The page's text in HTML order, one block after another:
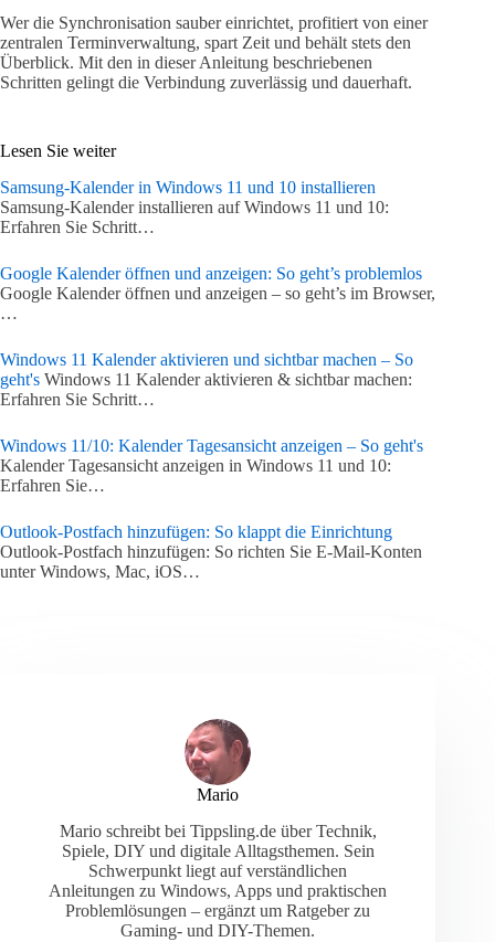
Wer die Synchronisation sauber einrichtet, profitiert von einer
zentralen Terminverwaltung, spart Zeit und behält stets den
Überblick. Mit den in dieser Anleitung beschriebenen
Schritten gelingt die Verbindung zuverlässig und dauerhaft.
Lesen Sie weiter
Samsung-Kalender in Windows 11 und 10 installieren
Samsung-Kalender installieren auf Windows 11 und 10:
Erfahren Sie Schritt…
Google Kalender öffnen und anzeigen: So geht’s problemlos
Google Kalender öffnen und anzeigen – so geht’s im Browser,
…
Windows 11 Kalender aktivieren und sichtbar machen – So
geht's Windows 11 Kalender aktivieren & sichtbar machen:
Erfahren Sie Schritt…
Windows 11/10: Kalender Tagesansicht anzeigen – So geht's
Kalender Tagesansicht anzeigen in Windows 11 und 10:
Erfahren Sie…
Outlook-Postfach hinzufügen: So klappt die Einrichtung
Outlook-Postfach hinzufügen: So richten Sie E-Mail-Konten
unter Windows, Mac, iOS…
Mario
Mario schreibt bei Tippsling.de über Technik,
Spiele, DIY und digitale Alltagsthemen. Sein
Schwerpunkt liegt auf verständlichen
Anleitungen zu Windows, Apps und praktischen
Problemlösungen – ergänzt um Ratgeber zu
Gaming- und DIY-Themen.